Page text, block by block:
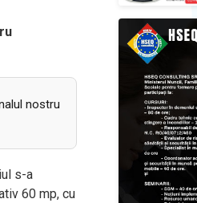
nostru
s-a
60 mp, cu